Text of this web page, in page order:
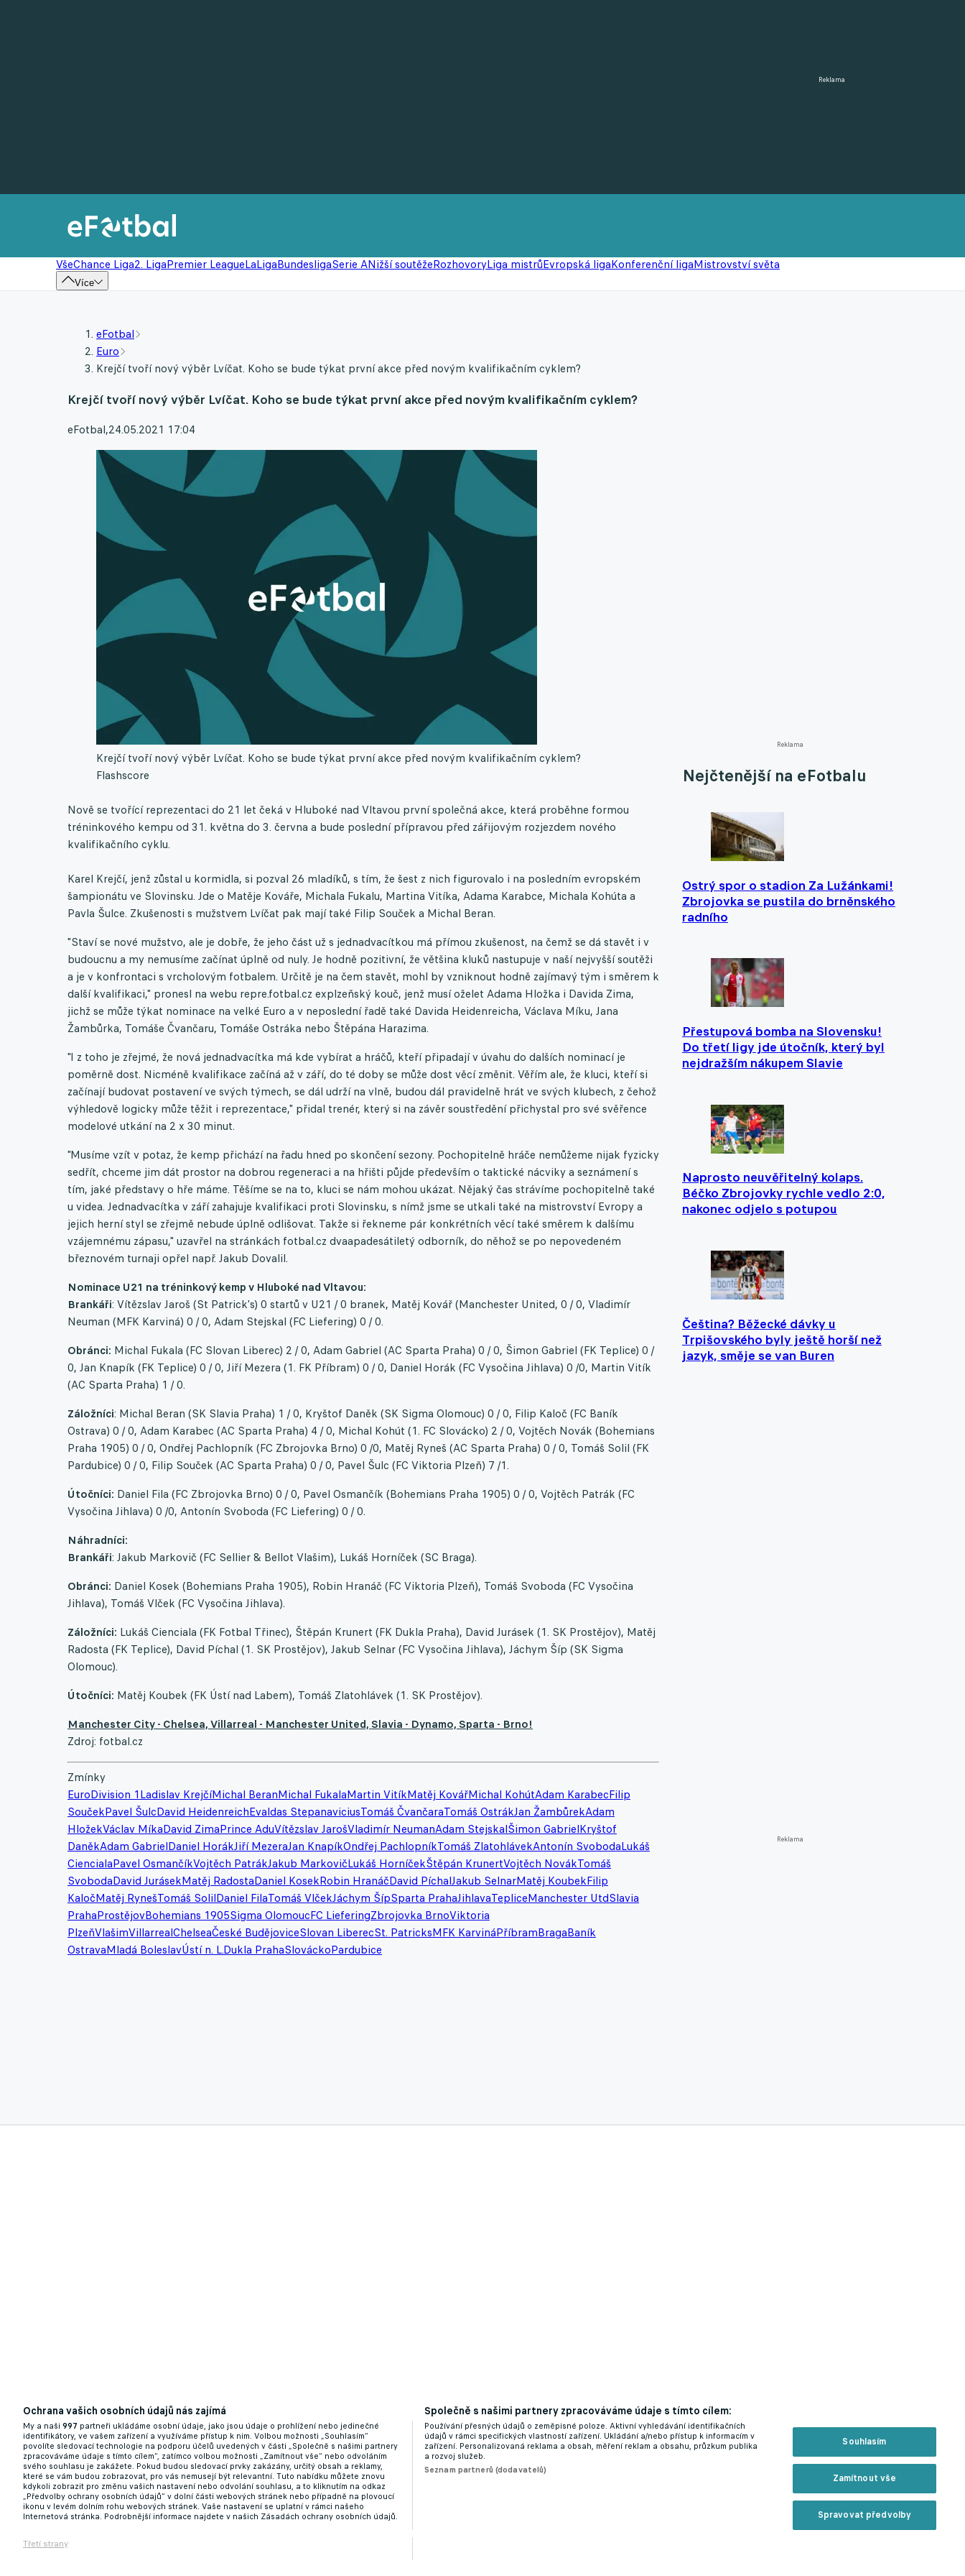
Reklama
VšeChance Liga2. LigaPremier LeagueLaLigaBundesligaSerie ANižší soutěžeRozhovoryLiga mistrůEvropská ligaKonferenční ligaMistrovství světa
Více
Reklama
Nejčtenější na eFotbalu
Ostrý spor o stadion Za Lužánkami!
Zbrojovka se pustila do brněnského
radního
Přestupová bomba na Slovensku!
Do třetí ligy jde útočník, který byl
nejdražším nákupem Slavie
Naprosto neuvěřitelný kolaps.
Béčko Zbrojovky rychle vedlo 2:0,
nakonec odjelo s potupou
Čeština? Běžecké dávky u
Trpišovského byly ještě horší než
jazyk, směje se van Buren
Reklama
eFotbal
Euro
Krejčí tvoří nový výběr Lvíčat. Koho se bude týkat první akce před novým kvalifikačním cyklem?
Krejčí tvoří nový výběr Lvíčat. Koho se bude týkat první akce před novým kvalifikačním cyklem?
eFotbal,24.05.2021 17:04
Krejčí tvoří nový výběr Lvíčat. Koho se bude týkat první akce před novým kvalifikačním cyklem?
Flashscore
Nově se tvořící reprezentaci do 21 let čeká v Hluboké nad Vltavou první společná akce, která proběhne formou
tréninkového kempu od 31. května do 3. června a bude poslední přípravou před zářijovým rozjezdem nového
kvalifikačního cyklu.
Karel Krejčí, jenž zůstal u kormidla, si pozval 26 mladíků, s tím, že šest z nich figurovalo i na posledním evropském
šampionátu ve Slovinsku. Jde o Matěje Kováře, Michala Fukalu, Martina Vitíka, Adama Karabce, Michala Kohúta a
Pavla Šulce. Zkušenosti s mužstvem Lvíčat pak mají také Filip Souček a Michal Beran.
"Staví se nové mužstvo, ale je dobře, že jeho část už s jednadvacítkou má přímou zkušenost, na čemž se dá stavět i v
budoucnu a my nemusíme začínat úplně od nuly. Je hodně pozitivní, že většina kluků nastupuje v naší nejvyšší soutěži
a je v konfrontaci s vrcholovým fotbalem. Určitě je na čem stavět, mohl by vzniknout hodně zajímavý tým i směrem k
další kvalifikaci," pronesl na webu repre.fotbal.cz explzeňský kouč, jenž musí oželet Adama Hložka i Davida Zima,
jichž se může týkat nominace na velké Euro a v neposlední řadě také Davida Heidenreicha, Václava Míku, Jana
Žambůrka, Tomáše Čvančaru, Tomáše Ostráka nebo Štěpána Harazima.
"I z toho je zřejmé, že nová jednadvacítka má kde vybírat a hráčů, kteří připadají v úvahu do dalších nominací je
poměrně dost. Nicméně kvalifikace začíná až v září, do té doby se může dost věcí změnit. Věřím ale, že kluci, kteří si
začínají budovat postavení ve svých týmech, se dál udrží na vlně, budou dál pravidelně hrát ve svých klubech, z čehož
výhledově logicky může těžit i reprezentace," přidal trenér, který si na závěr soustředění přichystal pro své svěřence
modelové utkání na 2 x 30 minut.
"Musíme vzít v potaz, že kemp přichází na řadu hned po skončení sezony. Pochopitelně hráče nemůžeme nijak fyzicky
sedřít, chceme jim dát prostor na dobrou regeneraci a na hřišti půjde především o taktické nácviky a seznámení s
tím, jaké představy o hře máme. Těšíme se na to, kluci se nám mohou ukázat. Nějaký čas strávíme pochopitelně také
u videa. Jednadvacítka v září zahajuje kvalifikaci proti Slovinsku, s nímž jsme se utkali také na mistrovství Evropy a
jejich herní styl se zřejmě nebude úplně odlišovat. Takže si řekneme pár konkrétních věcí také směrem k dalšímu
vzájemnému zápasu," uzavřel na stránkách fotbal.cz dvaapadesátiletý odborník, do něhož se po nepovedeném
březnovém turnaji opřel např. Jakub Dovalil.
Nominace U21 na tréninkový kemp v Hluboké nad Vltavou:
Brankáři: Vítězslav Jaroš (St Patrick's) 0 startů v U21 / 0 branek, Matěj Kovář (Manchester United, 0 / 0, Vladimír
Neuman (MFK Karviná) 0 / 0, Adam Stejskal (FC Liefering) 0 / 0.
Obránci: Michal Fukala (FC Slovan Liberec) 2 / 0, Adam Gabriel (AC Sparta Praha) 0 / 0, Šimon Gabriel (FK Teplice) 0 /
0, Jan Knapík (FK Teplice) 0 / 0, Jiří Mezera (1. FK Příbram) 0 / 0, Daniel Horák (FC Vysočina Jihlava) 0 /0, Martin Vitík
(AC Sparta Praha) 1 / 0.
Záložníci: Michal Beran (SK Slavia Praha) 1 / 0, Kryštof Daněk (SK Sigma Olomouc) 0 / 0, Filip Kaloč (FC Baník
Ostrava) 0 / 0, Adam Karabec (AC Sparta Praha) 4 / 0, Michal Kohút (1. FC Slovácko) 2 / 0, Vojtěch Novák (Bohemians
Praha 1905) 0 / 0, Ondřej Pachlopník (FC Zbrojovka Brno) 0 /0, Matěj Ryneš (AC Sparta Praha) 0 / 0, Tomáš Solil (FK
Pardubice) 0 / 0, Filip Souček (AC Sparta Praha) 0 / 0, Pavel Šulc (FC Viktoria Plzeň) 7 /1.
Útočníci: Daniel Fila (FC Zbrojovka Brno) 0 / 0, Pavel Osmančík (Bohemians Praha 1905) 0 / 0, Vojtěch Patrák (FC
Vysočina Jihlava) 0 /0, Antonín Svoboda (FC Liefering) 0 / 0.
Náhradníci:
Brankáři: Jakub Markovič (FC Sellier & Bellot Vlašim), Lukáš Horníček (SC Braga).
Obránci: Daniel Kosek (Bohemians Praha 1905), Robin Hranáč (FC Viktoria Plzeň), Tomáš Svoboda (FC Vysočina
Jihlava), Tomáš Vlček (FC Vysočina Jihlava).
Záložníci: Lukáš Cienciala (FK Fotbal Třinec), Štěpán Krunert (FK Dukla Praha), David Jurásek (1. SK Prostějov), Matěj
Radosta (FK Teplice), David Píchal (1. SK Prostějov), Jakub Selnar (FC Vysočina Jihlava), Jáchym Šíp (SK Sigma
Olomouc).
Útočníci: Matěj Koubek (FK Ústí nad Labem), Tomáš Zlatohlávek (1. SK Prostějov).
Manchester City - Chelsea, Villarreal - Manchester United, Slavia - Dynamo, Sparta - Brno!
Zdroj: fotbal.cz
Zmínky
EuroDivision 1 Ladislav KrejčíMichal BeranMichal FukalaMartin VitíkMatěj KovářMichal KohútAdam KarabecFilip
SoučekPavel ŠulcDavid HeidenreichEvaldas StepanaviciusTomáš ČvančaraTomáš OstrákJan ŽambůrekAdam
HložekVáclav MíkaDavid ZimaPrince AduVítězslav JarošVladimír NeumanAdam StejskalŠimon GabrielKryštof
DaněkAdam GabrielDaniel HorákJiří MezeraJan KnapíkOndřej PachlopníkTomáš ZlatohlávekAntonín SvobodaLukáš
CiencialaPavel OsmančíkVojtěch PatrákJakub MarkovičLukáš HorníčekŠtěpán KrunertVojtěch NovákTomáš
SvobodaDavid JurásekMatěj RadostaDaniel KosekRobin HranáčDavid PíchalJakub SelnarMatěj KoubekFilip
KaločMatěj RynešTomáš SolilDaniel FilaTomáš VlčekJáchym ŠípSparta PrahaJihlavaTepliceManchester UtdSlavia
PrahaProstějovBohemians 1905Sigma OlomoucFC LieferingZbrojovka BrnoViktoria
PlzeňVlašimVillarrealChelseaČeské BudějoviceSlovan LiberecSt. PatricksMFK KarvináPříbramBragaBaník
OstravaMladá BoleslavÚstí n. L.Dukla PrahaSlováckoPardubice
Ochrana vašich osobních údajů nás zajímá
My a naši 997 partneři ukládáme osobní údaje, jako jsou údaje o prohlížení nebo jedinečné
identifikátory, ve vašem zařízení a využíváme přístup k nim. Volbou možnosti „Souhlasím“
povolíte sledovací technologie na podporu účelů uvedených v části „Společně s našimi partnery
zpracováváme údaje s tímto cílem“, zatímco volbou možnosti „Zamítnout vše“ nebo odvoláním
svého souhlasu je zakážete. Pokud budou sledovací prvky zakázány, určitý obsah a reklamy,
které se vám budou zobrazovat, pro vás nemusejí být relevantní. Tuto nabídku můžete znovu
kdykoli zobrazit pro změnu vašich nastavení nebo odvolání souhlasu, a to kliknutím na odkaz
„Předvolby ochrany osobních údajů“ v dolní části webových stránek nebo případně na plovoucí
ikonu v levém dolním rohu webových stránek. Vaše nastavení se uplatní v rámci našeho
Internetová stránka. Podrobnější informace najdete v našich Zásadách ochrany osobních údajů.
Třetí strany
Společně s našimi partnery zpracováváme údaje s tímto cílem:
Používání přesných údajů o zeměpisné poloze. Aktivní vyhledávání identifikačních
údajů v rámci specifických vlastností zařízení. Ukládání a/nebo přístup k informacím v
zařízení. Personalizovaná reklama a obsah, měření reklam a obsahu, průzkum publika
a rozvoj služeb.
Seznam partnerů (dodavatelů)
Souhlasím
Zamítnout vše
Spravovat předvolby